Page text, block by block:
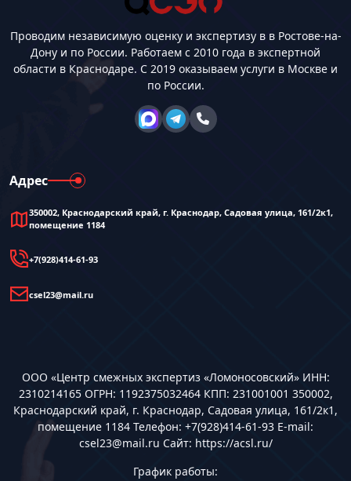
Проводим независимую оценку и экспертизу в в Ростове-на-
Дону и по России. Работаем с 2010 года в экспертной
области в Краснодаре. С 2019 оказываем услуги в Москве и
по России.
Адрес
350002, Краснодарский край, г. Краснодар, Садовая улица, 161/2к1,
помещение 1184
+7(928)414-61-93
csel23@mail.ru
ООО «Центр смежных экспертиз «Ломоносовский» ИНН:
2310214165 ОГРН: 1192375032464 КПП: 231001001 350002,
Краснодарский край, г. Краснодар, Садовая улица, 161/2к1,
помещение 1184 Телефон: +7(928)414-61-93 E-mail:
csel23@mail.ru Сайт: https://acsl.ru/
График работы: